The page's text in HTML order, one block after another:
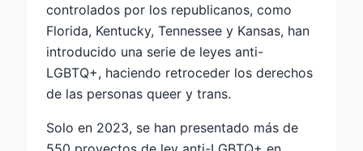
controlados por los republicanos, como
Florida, Kentucky, Tennessee y Kansas, han
introducido una serie de leyes anti-
LGBTQ+, haciendo retroceder los derechos
de las personas queer y trans.
Solo en 2023, se han presentado más de